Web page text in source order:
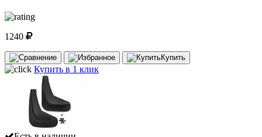
1240
Купить
Купить в 1 клик